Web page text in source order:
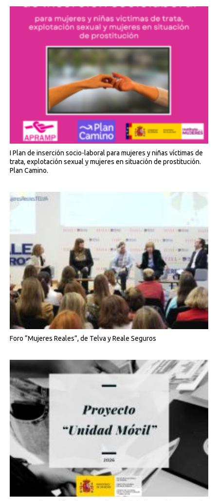
I Plan de inserción socio-laboral para mujeres y niñas víctimas de
trata, explotación sexual y mujeres en situación de prostitución.
Plan Camino.
Foro “Mujeres Reales”, de Telva y Reale Seguros